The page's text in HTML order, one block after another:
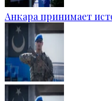
Анкара принимает